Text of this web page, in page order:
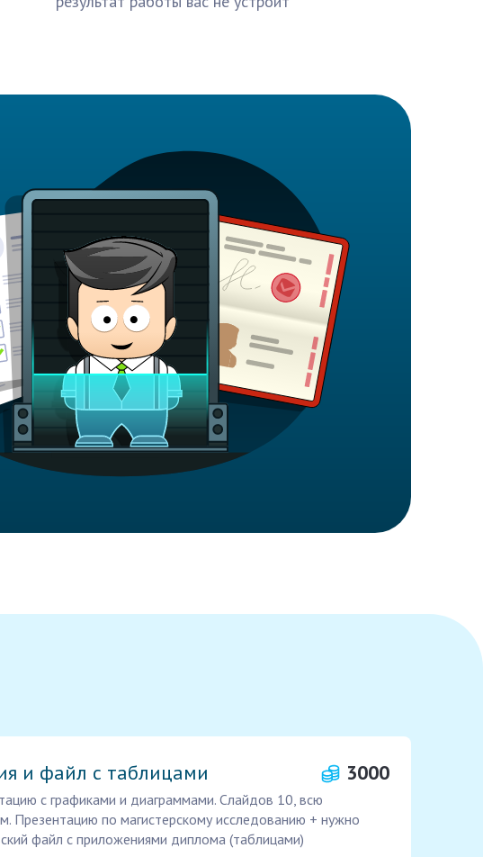
и файл с таблицами 3000
с графиками и диаграммами. Слайдов 10, всю
Презентацию по магистерскому исследованию + нужно
файл с приложениями диплома (таблицами)